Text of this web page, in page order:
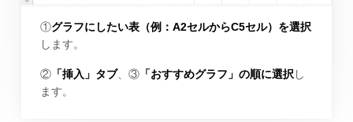
①グラフにしたい表（例：A2セルからC5セル）を選択
します。
②「挿入」タブ、③「おすすめグラフ」の順に選択し
ます。